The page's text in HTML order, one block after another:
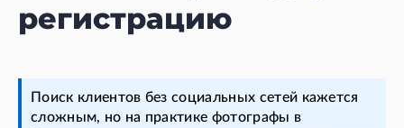
регистрацию
Поиск клиентов без социальных сетей кажется
сложным, но на практике фотографы в